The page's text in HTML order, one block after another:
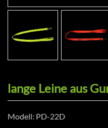
lange Leine aus
Modell: PD-22D